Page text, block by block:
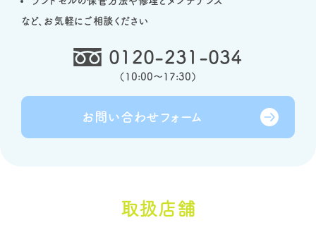
など、お気軽にご相談ください
0120-231-034
（ 10:00～17:30）
お問い合わせ フォーム
取扱店舗